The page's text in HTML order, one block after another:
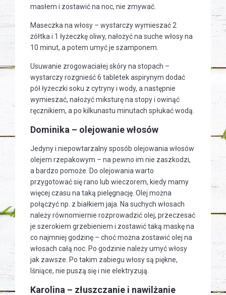
masłem i zostawić na noc, nie zmywać.
Maseczka na włosy – wystarczy wymieszać 2
żółtka i 1 łyżeczkę oliwy, nałożyć na suche włosy na
10 minut, a potem umyć je szamponem.
Usuwanie zrogowaciałej skóry na stopach –
wystarczy rozgnieść 6 tabletek aspirynym dodać
pół łyżeczki soku z cytryny i wody, a następnie
wymieszać, nałożyć miksturę na stopy i owinąć
ręcznikiem, a po kilkunastu minutach spłukać wodą.
Dominika – olejowanie włosów
Jedyny i niepowtarzalny sposób olejowania włosów
olejem rzepakowym – na pewno im nie zaszkodzi,
a bardzo pomoże. Do olejowania warto
przygotować się rano lub wieczorem, kiedy mamy
więcej czasu na taką pielęgnację. Olej można
połączyć np. z białkiem jaja. Na suchych włosach
należy równomiernie rozprowadzić olej, przeczesać
je szerokiem grzebieniem i zostawić taką maskę na
co najmniej godzinę – choć można zostawić olej na
włosach całą noc. Po godzinie należy umyć włosy
jak zawsze. Po takim zabiegu włosy są piękne,
lśniące, nie puszą się i nie elektryzują.
Karolina – złuszczanie i nawilżanie